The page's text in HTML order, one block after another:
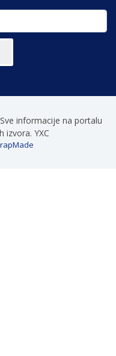
informacije na portalu
izvora. YXC